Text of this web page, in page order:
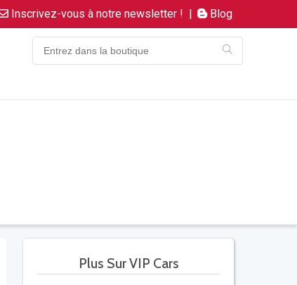
Inscrivez-vous à notre newsletter ! | Blog
Plus Sur VIP Cars